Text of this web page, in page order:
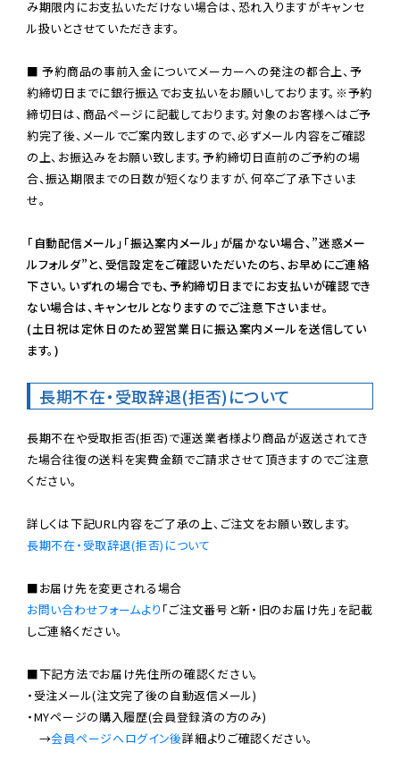
み期限内にお支払いただけない場合は、恐れ入りますがキャンセ
ル扱いとさせていただきます。
■ 予約商品の事前入金についてメーカーへの発注の都合上、予
約締切日までに銀行振込でお支払いをお願いしております。※予約
締切日は、商品ページに記載しております。対象のお客様へはご予
約完了後、メールでご案内致しますので、必ずメール内容をご確認
の上、お振込みをお願い致します。予約締切日直前のご予約の場
合、振込期限までの日数が短くなりますが、何卒ご了承下さいま
せ。
「自動配信メール」「振込案内メール」が届かない場合、”迷惑メー
ルフォルダ”と、受信設定をご確認いただいたのち、お早めにご連絡
下さい。いずれの場合でも、予約締切日までにお支払いが確認でき
ない場合は、キャンセルとなりますのでご注意下さいませ。
(土日祝は定休日のため翌営業日に振込案内メールを送信してい
ます。)
長期不在・受取辞退(拒否)について
長期不在や受取拒否(拒否)で運送業者様より商品が返送されてき
た場合往復の送料を実費金額でご請求させて頂きますのでご注意
ください。
長期不在・受取辞退(拒否)について
お問い合わせフォームより 「ご注文番号と新・旧のお届け先」を記載
しご連絡ください。
■下記方法でお届け先住所の確認ください。
・受注メール(注文完了後の自動返信メール)
・MYページの購入履歴(会員登録済の方のみ)
→会員ページへログイン後詳細よりご確認ください。